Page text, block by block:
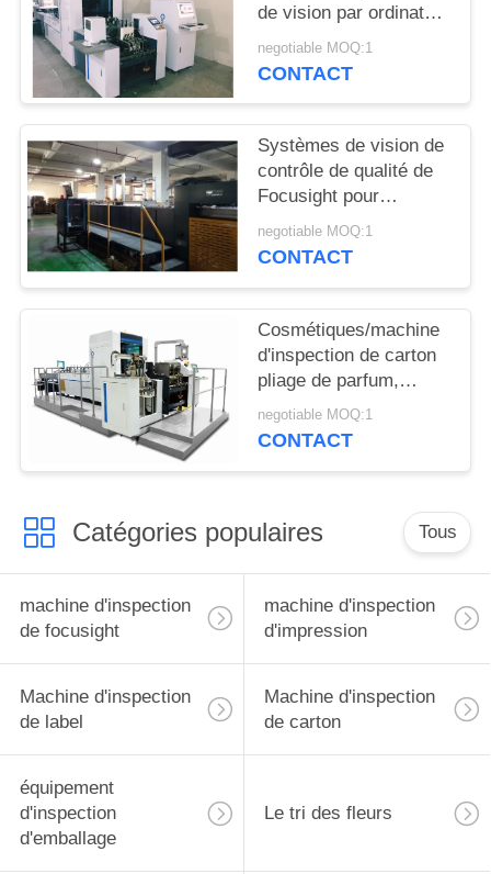
PRIVACY
POLICY
de vision par ordinateur
pour l'enveloppe/agrafe
dénomment des
negotiable MOQ:1
CONTACT
Systèmes de vision de
contrôle de qualité de
Focusight pour
l'inspection ondulée de
boîtes de grand pliage
negotiable MOQ:1
CONTACT
Cosmétiques/machine
d'inspection de carton
pliage de parfum,
machine d'inspection
de Focusight
negotiable MOQ:1
CONTACT
Catégories populaires Tous
machine d'inspection
de focusight
machine d'inspection
d'impression
Machine d'inspection
de label
Machine d'inspection
de carton
équipement
d'inspection
d'emballage
Le tri des fleurs